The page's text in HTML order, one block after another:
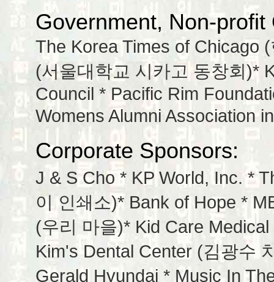
Government, Non-
The Korea Times of Chicago
(서울대학교 시카고 동창회)*
Council * Pacific Rim
Womens Alumni Association
Corporate Sponsors:
J & S Cho * KP World, Inc. *
이 인쇄소)* Bank of Hope *
(우리 마을)* Kid Care
Kim's Dental Center (김광수
Gerald Hyundai * Music In